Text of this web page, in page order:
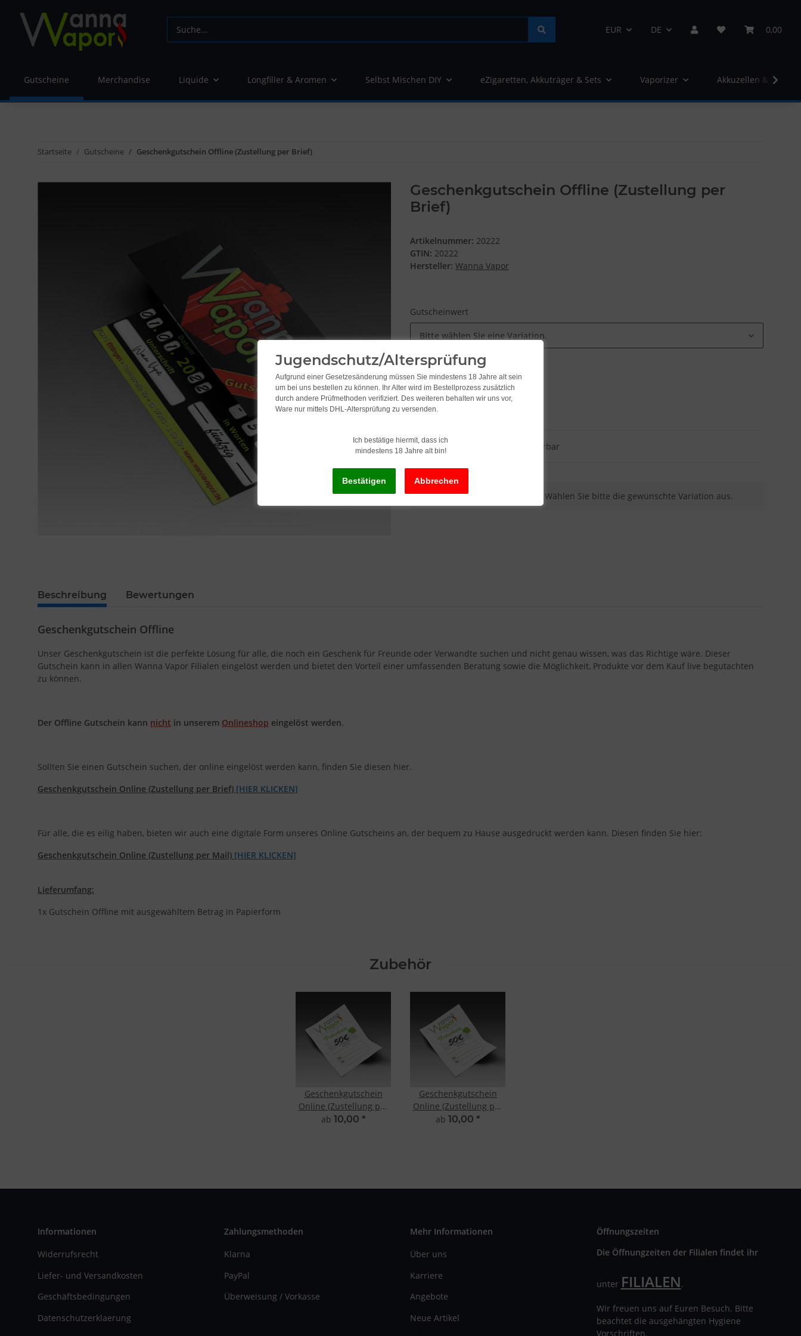
EUR DE 0,00
Gutscheine Merchandise Liquide Longfiller & Aromen Selbst Mischen DIY eZigaretten, Akkuträger & Sets Vaporizer Akkuzellen &
Startseite Gutscheine Geschenkgutschein Offline (Zustellung per Brief)
Geschenkgutschein Offline (Zustellung per
Brief)
Artikelnummer: 20222
GTIN: 20222
Hersteller: Wanna Vapor
Gutscheinwert
Bitte wählen Sie eine Variation.
ab10,00
inkl. 19% USt. , zzgl.
Lieferstatus: Sofort ab Lager lieferbar
x
Dieser Artikel hat Variationen. Wählen Sie bitte die gewünschte Variation aus.
Beschreibung Bewertungen
Geschenkgutschein Offline
Unser Geschenkgutschein ist die perfekte Lösung für alle, die noch ein Geschenk für Freunde oder Verwandte suchen und nicht genau wissen, was das Richtige wäre. Dieser
Gutschein kann in allen Wanna Vapor Filialen eingelöst werden und bietet den Vorteil einer umfassenden Beratung sowie die Möglichkeit, Produkte vor dem Kauf live begutachten
zu können.
Der Offline Gutschein kann nicht in unserem Onlineshop eingelöst werden.
Sollten Sie einen Gutschein suchen, der online eingelöst werden kann, finden Sie diesen hier.
Geschenkgutschein Online (Zustellung per Brief) [HIER KLICKEN]
Für alle, die es eilig haben, bieten wir auch eine digitale Form unseres Online Gutscheins an, der bequem zu Hause ausgedruckt werden kann. Diesen finden Sie hier:
Geschenkgutschein Online (Zustellung per Mail) [HIER KLICKEN]
Lieferumfang:
1x Gutschein Offline mit ausgewähltem Betrag in Papierform
Zubehör
Geschenkgutschein
Online (Zustellung per
Brief)
ab 10,00 *
Geschenkgutschein
Online (Zustellung per
Mail)
ab 10,00 *
Informationen
Widerrufsrecht
Liefer- und Versandkosten
Geschäftsbedingungen
Datenschutzerklaerung
Zahlungsmethoden
Klarna
PayPal
Überweisung / Vorkasse
Mehr Informationen
Über uns
Karriere
Angebote
Neue Artikel
Öffnungszeiten
Die Öffnungzeiten der Filialen findet ihr
unter FILIALEN.
Wir freuen uns auf Euren Besuch. Bitte
beachtet die ausgehängten Hygiene
Vorschriften.
Jugendschutz/Altersprüfung
Aufgrund einer Gesetzesänderung müssen Sie mindestens 18 Jahre alt sein
um bei uns bestellen zu können. Ihr Alter wird im Bestellprozess zusätzlich
durch andere Prüfmethoden verifiziert. Des weiteren behalten wir uns vor,
Ware nur mittels DHL-Altersprüfung zu versenden.
Ich bestätige hiermit, dass ich
mindestens 18 Jahre alt bin!